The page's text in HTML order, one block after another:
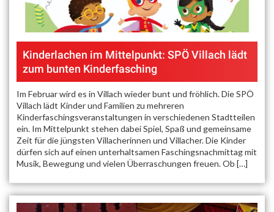
Kinderlachen im Mittelpunkt: SPÖ Villach lädt
zum bunten Kinderfasching
Im Februar wird es in Villach wieder bunt und fröhlich. Die SPÖ
Villach lädt Kinder und Familien zu mehreren
Kinderfaschingsveranstaltungen in verschiedenen Stadtteilen
ein. Im Mittelpunkt stehen dabei Spiel, Spaß und gemeinsame
Zeit für die jüngsten Villacherinnen und Villacher. Die Kinder
dürfen sich auf einen unterhaltsamen Faschingsnachmittag mit
Musik, Bewegung und vielen Überraschungen freuen. Ob […]